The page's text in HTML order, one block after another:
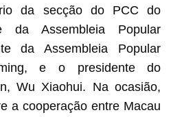
da secção do PCC do
da Assembleia Popular
da Assembleia Popular
e o presidente do
Wu Xiaohui. Na ocasião,
a cooperação entre Macau